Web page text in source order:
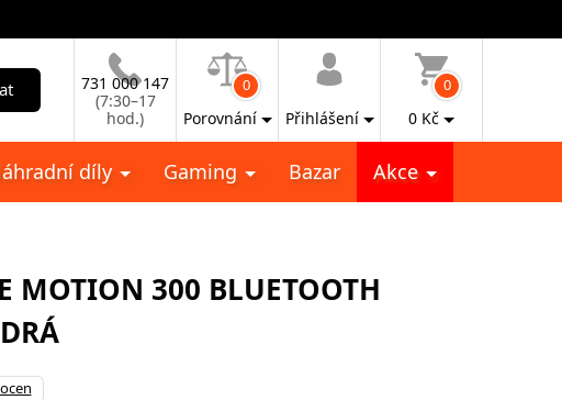
731 000 147
(7:30–17
hod.)
0
Porovnání Přihlášení
0
0 Kč
díly Gaming Bazar Akce
MOTION 300 BLUETOOTH